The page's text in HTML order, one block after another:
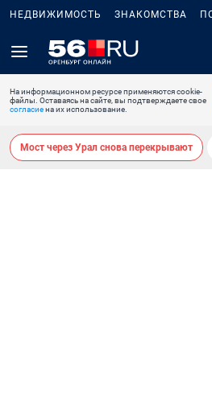
НЕДВИЖИМОСТЬ ЗНАКОМСТВА
На информационном ресурсе применяются cookie-
файлы. Оставаясь на сайте, вы подтверждаете свое
согласиена их использование.
Мост через Урал снова перекрывают